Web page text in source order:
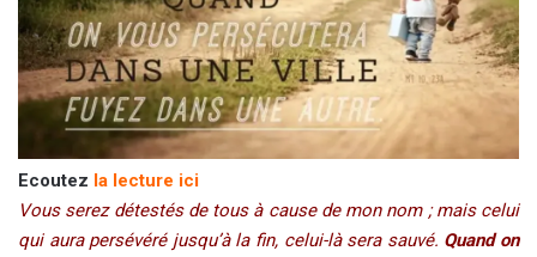
Ecoutez la lecture ici
Vous serez détestés de tous à cause de mon nom ; mais celui
qui aura persévéré jusqu’à la fin, celui-là sera sauvé. Quand on